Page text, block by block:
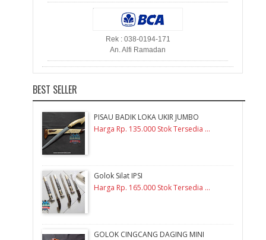
Rek : 038-0194-171
An. Alfi Ramadan
BEST SELLER
PISAU BADIK LOKA UKIR JUMBO
Harga Rp. 135.000 Stok Tersedia ...
Golok Silat IPSI
Harga Rp. 165.000 Stok Tersedia ...
GOLOK CINGCANG DAGING MINI